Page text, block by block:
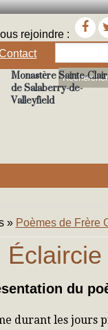
rejoindre :
Monastère Sainte-
de Salaberry-de-
Valleyfield
» Poèmes de Frère
Éclaircie
du
durant les jours